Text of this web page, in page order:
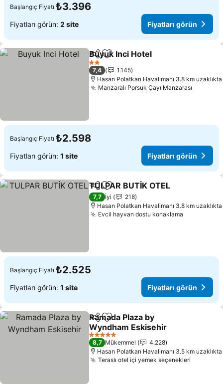
Başlangıç Fiyatı ₺3.396
Fiyatları görün: 2 site Fiyatları görün
PaylaşFavorilerime ekle
Buyuk Inci Hotel
2 Yıldız
7,4
1.145
Hasan Polatkan Havalimanı 3.8 km uzaklıkta
Manzaralı Porsuk Çayı Manzarası
Başlangıç Fiyatı ₺2.598
Fiyatları görün: 1 site Fiyatları görün
PaylaşFavorilerime ekle
TULPAR BUTİK OTEL
7,7 İyi
218
Hasan Polatkan Havalimanı 3.8 km uzaklıkta
Evcil hayvan dostu konaklama
Başlangıç Fiyatı ₺2.525
Fiyatları görün: 1 site Fiyatları görün
PaylaşFavorilerime ekle
Ramada Plaza by
Wyndham Eskisehir
5 Yıldız
8,7 Mükemmel
4.228
Hasan Polatkan Havalimanı 3.5 km uzaklıkta
Teraslı otel içi yemek seçenekleri